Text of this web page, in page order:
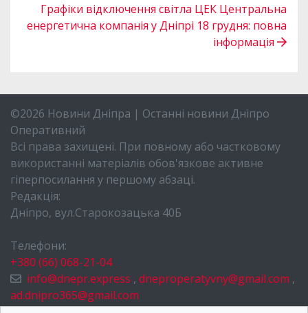
Графіки відключення світла ЦЕК Центральна
енергетична компанія у Дніпрі 18 грудня: повна
інформація
©2026 Новини Дніпра | Останні новини Дніпро
Оперативний
Всі права захищені. При повному або частковому
використанні матеріалів обов'язкове активне
гіперпосилання у першому абзаці.
Редакція:
Дніпро, вул.Старокозацька 40Б
Телефони:
+380 (66) 068-21-04
info@dnepr.express , dneproperatyvny@gmail.com ,
ad.dnipro365@gmail.com